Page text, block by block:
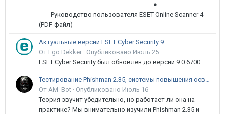
●
Руководство пользователя ESET Online Scanner 4
(PDF-файл)
Актуальные версии ESET Cyber Security 9
От Ego Dekker · Опубликовано Июль 25
ESET Cyber Security был обновлён до версии 9.0.6700.
Тестирование Phishman 2.35, системы повышения осведомлённости пользователей в сфере ИБ
От AM_Bot · Опубликовано Июль 16
Теория звучит убедительно, но работает ли она на
практике? Мы внимательно изучили Phishman 2.35 и